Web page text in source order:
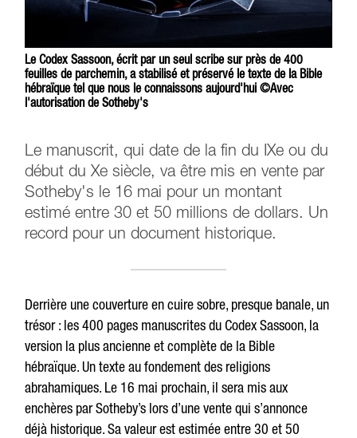
Le Codex Sassoon, écrit par un seul scribe sur près de 400
feuilles de parchemin, a stabilisé et préservé le texte de la Bible
hébraïque tel que nous le connaissons aujourd'hui ©Avec
l'autorisation de Sotheby's
Le manuscrit, qui date de la fin du IXe ou du
début du Xe siècle, va être mis en vente par
Sotheby's le 16 mai pour un montant
estimé entre 30 et 50 millions de dollars. Un
record pour un document historique.
Derrière une couverture en cuire sobre, presque banale, un
trésor : les 400 pages manuscrites du Codex Sassoon, la
version la plus ancienne et complète de la Bible
hébraïque. Un texte au fondement des religions
abrahamiques. Le 16 mai prochain, il sera mis aux
enchères par Sotheby’s lors d’une vente qui s’annonce
déjà historique. Sa valeur est estimée entre 30 et 50